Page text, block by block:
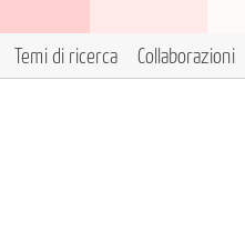
Temi di ricerca Collaborazioni